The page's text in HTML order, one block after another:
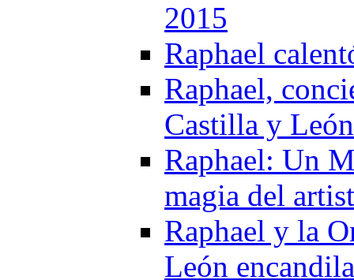
2015
Raphael
Raphael,
Castilla y
Raphael: Un
magia del
Raphael y la
León